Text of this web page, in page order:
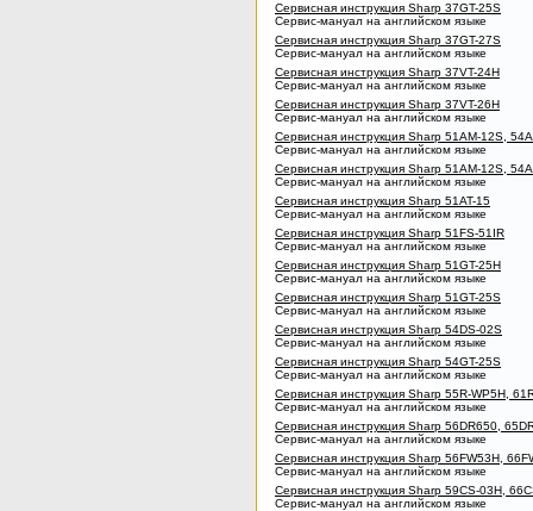
Сервисная инструкция Sharp 37GT-25S
Сервис-мануал на английском языке
Сервисная инструкция Sharp 37GT-27S
Сервис-мануал на английском языке
Сервисная инструкция Sharp 37VT-24H
Сервис-мануал на английском языке
Сервисная инструкция Sharp 37VT-26H
Сервис-мануал на английском языке
Сервисная инструкция Sharp 51AM-12S,
Сервис-мануал на английском языке
Сервисная инструкция Sharp 51AM-12S,
Сервис-мануал на английском языке
Сервисная инструкция Sharp 51AT-15
Сервис-мануал на английском языке
Сервисная инструкция Sharp 51FS-51IR
Сервис-мануал на английском языке
Сервисная инструкция Sharp 51GT-25H
Сервис-мануал на английском языке
Сервисная инструкция Sharp 51GT-25S
Сервис-мануал на английском языке
Сервисная инструкция Sharp 54DS-02S
Сервис-мануал на английском языке
Сервисная инструкция Sharp 54GT-25S
Сервис-мануал на английском языке
Сервисная инструкция Sharp 55R-WP5H,
Сервис-мануал на английском языке
Сервисная инструкция Sharp 56DR650,
Сервис-мануал на английском языке
Сервисная инструкция Sharp 56FW53H,
Сервис-мануал на английском языке
Сервисная инструкция Sharp 59CS-03H,
Сервис-мануал на английском языке